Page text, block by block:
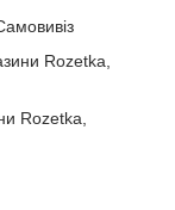
Rozetka,
Rozetka,